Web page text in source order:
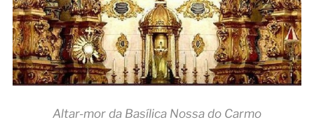
Altar-mor da Basílica Nossa do Carmo